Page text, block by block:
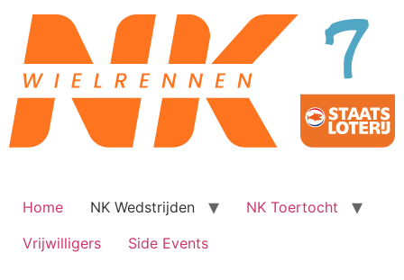
naar
inhoud
Home NK Wedstrijden
NK Toertocht
Vrijwilligers
Side Events